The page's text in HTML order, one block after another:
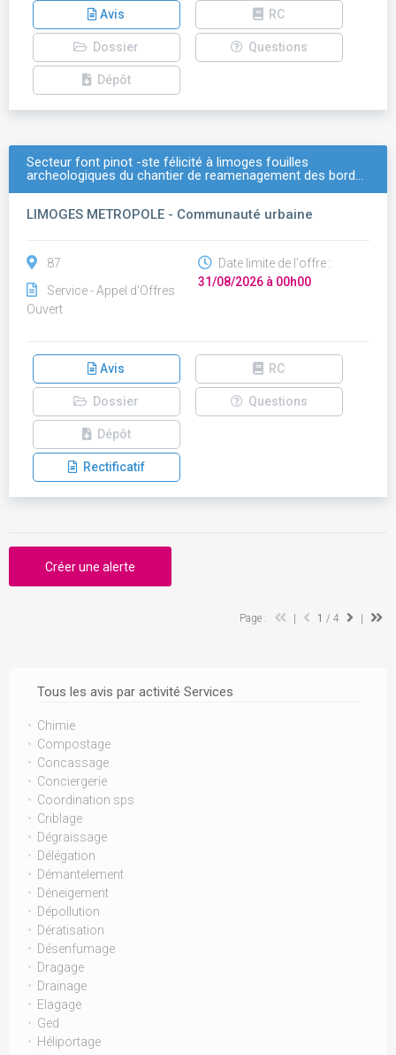
Tous les avis par activité Services
Chimie
Compostage
Concassage
Conciergerie
Coordination sps
Criblage
Dégraissage
Délégation
Démantelement
Déneigement
Dépollution
Dératisation
Désenfumage
Dragage
Drainage
Elagage
Ged
Héliportage
Avis RC
Dossier Questions
Dépôt
Secteur font pinot -ste félicité à limoges fouilles
archeologiques du chantier de reamenagement des bord…
LIMOGES METROPOLE - Communauté urbaine
87
Service - Appel d'Offres
Ouvert
Date limite de l'offre :
31/08/2026 à 00h00
Avis RC
Dossier Questions
Dépôt
Rectificatif
Créer une alerte
Page : 1 / 4